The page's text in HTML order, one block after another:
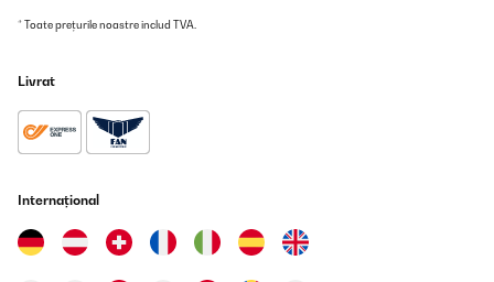
* Toate prețurile noastre includ TVA.
Livrat
Internațional